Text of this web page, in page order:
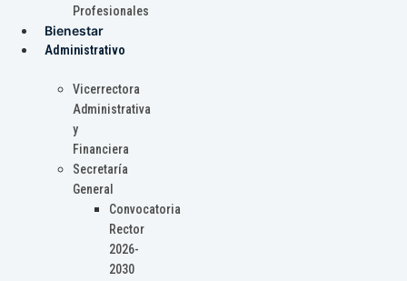
Profesionales
Bienestar
Administrativo
Vicerrectora
Administrativa
y
Financiera
Secretaría
General
Convocatoria
Rector
2026-
2030